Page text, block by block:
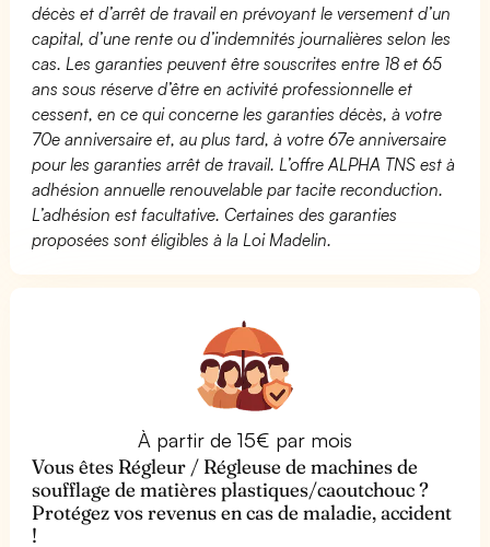
décès et d’arrêt de travail en prévoyant le versement d’un
capital, d’une rente ou d’indemnités journalières selon les
cas. Les garanties peuvent être souscrites entre 18 et 65
ans sous réserve d’être en activité professionnelle et
cessent, en ce qui concerne les garanties décès, à votre
70e anniversaire et, au plus tard, à votre 67e anniversaire
pour les garanties arrêt de travail. L’offre ALPHA TNS est à
adhésion annuelle renouvelable par tacite reconduction.
L’adhésion est facultative. Certaines des garanties
proposées sont éligibles à la Loi Madelin.
À partir de 15€ par mois
Vous êtes Régleur / Régleuse de machines de
soufflage de matières plastiques/caoutchouc ?
Protégez vos revenus en cas de maladie, accident
!